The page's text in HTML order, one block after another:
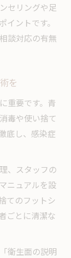
セリングや足
ントです。
談対応の有無
を
重要です。青
毒や使い捨て
底し、感染症
、スタッフの
ニュアルを設
てのフットシ
ごとに清潔な
衛生面の説明